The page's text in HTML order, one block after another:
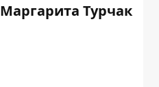
Маргарита Турчак